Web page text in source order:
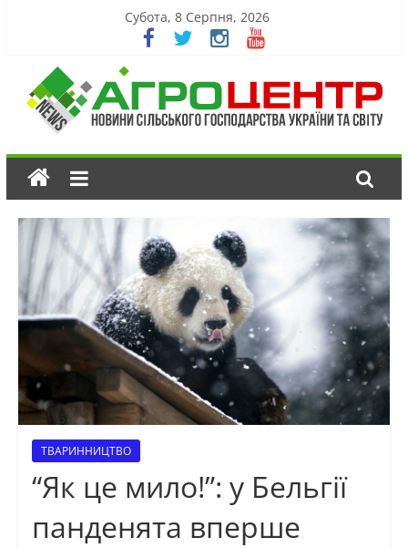
Субота, 8 Серпня, 2026
ТВАРИННИЦТВО
“Як це мило!”: у Бельгії
панденята вперше